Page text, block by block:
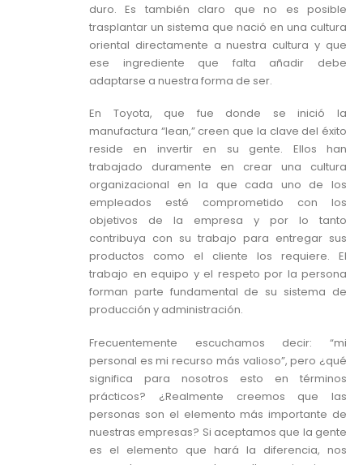
duro. Es también claro que no es posible
trasplantar un sistema que nació en una cultura
oriental directamente a nuestra cultura y que
ese ingrediente que falta añadir debe
adaptarse a nuestra forma de ser.
En Toyota, que fue donde se inició la
manufactura “lean,” creen que la clave del éxito
reside en invertir en su gente. Ellos han
trabajado duramente en crear una cultura
organizacional en la que cada uno de los
empleados esté comprometido con los
objetivos de la empresa y por lo tanto
contribuya con su trabajo para entregar sus
productos como el cliente los requiere. El
trabajo en equipo y el respeto por la persona
forman parte fundamental de su sistema de
producción y administración.
Frecuentemente escuchamos decir: “mi
personal es mi recurso más valioso”, pero ¿qué
significa para nosotros esto en términos
prácticos? ¿Realmente creemos que las
personas son el elemento más importante de
nuestras empresas? Si aceptamos que la gente
es el elemento que hará la diferencia, nos